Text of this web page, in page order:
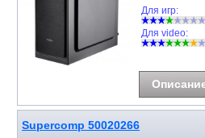
Для игр:
Для video:
Supercomp 50020266